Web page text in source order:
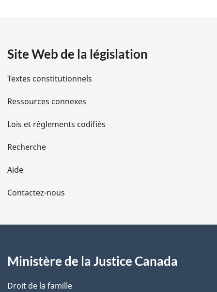
i
l
s
d
e
l
a
e
Site Web de la législation
Textes constitutionnels
Ressources connexes
Lois et règlements codifiés
Recherche
Aide
Contactez-nous
Ministère de la Justice Canada
Droit de la famille